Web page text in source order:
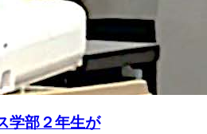
学部２年生が